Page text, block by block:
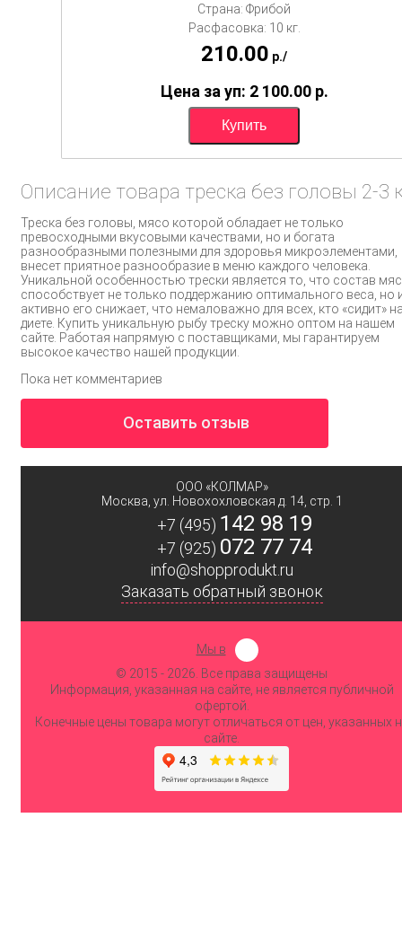
Страна: Фрибой
Расфасовка: 10 кг.
210.00 p./
Цена за уп: 2 100.00 p.
Описание товара треска без головы 2-3
Треска без головы, мясо которой обладает не только
превосходными вкусовыми качествами, но и богата
разнообразными полезными для здоровья микроэлементами,
внесет приятное разнообразие в меню каждого человека.
Уникальной особенностью трески является то, что состав
способствует не только поддержанию оптимального веса, но
активно его снижает, что немаловажно для всех, кто «сидит»
диете. Купить уникальную рыбу треску можно оптом на нашем
сайте. Работая напрямую с поставщиками, мы гарантируем
высокое качество нашей продукции.
Пока нет комментариев
Оставить отзыв
ООО «КОЛМАР»
Москва ул. Новохохловская д. 14, стр. 1
+7 (495) 142 98 19
+7 (925) 072 77 74
info@shopprodukt.ru
Заказать обратный звонок
Мы в
© 2015 - 2026. Все права защищены
Информация, указанная на сайте, не является публичной
офертой.
Конечные цены товара могут отличаться от цен, указанных
сайте.